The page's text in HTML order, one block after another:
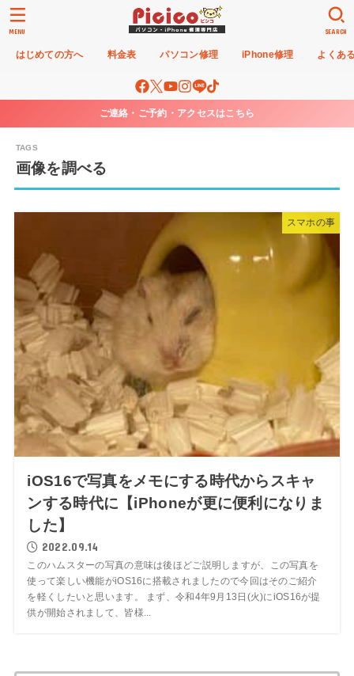
はじめての方へ 料金表 パソコン修理 iPhone修理 よくあ
SEARCH
MENU
ご連絡・ご予約・アクセスはこちら
画像を調べる
スマホの事
iOS16で写真をメモにする時代からスキャ
ンする時代に【iPhoneが更に便利になりま
した】
2022.09.14
このハムスターの写真の意味は後ほどご説明しますが、この写真を
使って楽しい機能がiOS16に搭載されましたので今回はそのご紹介
を軽くしたいと思います。 まず、令和4年9月13日(火)にiOS16が提
供が開始されまして、皆様...